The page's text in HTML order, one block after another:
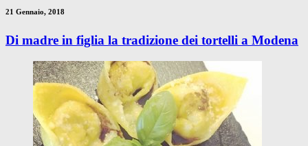
21 Gennaio, 2018
Di madre in figlia la tradizione dei tortelli a Modena